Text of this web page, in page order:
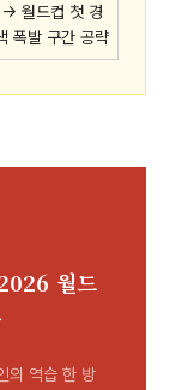
월드컵 첫 경
폭발 구간 공략
월드
의 역습 한 방